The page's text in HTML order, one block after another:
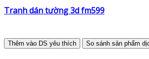
Tranh dán tường 3d fm599
Thêm vào DS yêu thích So sánh sản phẩm